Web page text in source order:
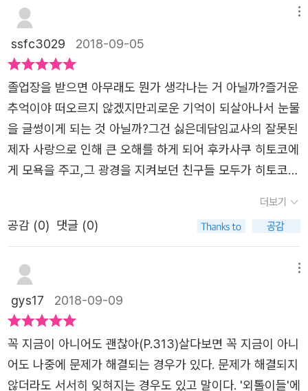
말을 지내고 돌아온 날 아침, 산소공급 장치는 꺼져 있고 금
붕어는 모두 죽어 있다. 히토코 나름의 방식대로 금붕어를
정리했지만 후유키와 헤어진 아들을 동일시 하는 선생님은
히토코에게 '금붕어를 죽였다'로 몰고 간다. 또한 친하다고
생각한 가호와 지요 또한 히토코를 금붕어를 죽였다고 선생
님에게 힘을 실어준다. 히토코는 선생님의 강압적인 인정에
못 이겨 반성문을 쓰고, 친구들로부터 철저히 혼자가 되기로
마음 먹는다. 그렇게 히토코는 '외톨이'가 된다. 주위로부터
의 선택. '난 말이야, 교사 경험 같은 건 전혀 없지만 말이다.
너 같은 아이에게 '자아, 모두와 사이좋게 지내라, 날마다 생
글생글 웃고 있어라.'하는 것이 결코 좋다고는 생각 안해. 너
이'여만 했던 자신을 그대로 수용한다. 그리고 '외톨이'인 지
금의 자신을 미워하거나 그 때 그 시간을 돌이키며 상처주지
않으려고 한다. 그렇다고 히토코의 상처가 모두 아문 것은
아니다. 마음의 문을 닫았듯 상처로 향하는 자신의 눈까지
멀게 만든 것이다. 그런 히토코를 히토코 자신만큼이나 있는
그대로 받아들여준 피아노 선생님 '규젠 할머니'. 규젠 할머
니는 히토코에게 그 어느 것도 강요하지 않는다. 히토코가
의 엄마나 규할머니 같은 어른이 되어 무심한듯 무심하지 않
게 아이를 보듬어 주자 같은 생각이랄까마지막까지 해피엔
딩 같은 해피엔딩은 아닌듯 하지만 그래도 이래저래 다들 행
복한 결말을 맞은듯 해서 좋다.
어디까지나 자신의 의견만을 피력하고 아이들에게 영향을
미친다. 어른이란 이유로 아이들에게 상처입히고 방관하
는 어른들. 어른들도 나쁘지만 금붕어의 죽임이 히토코의 짓
이 아님을 오해임을 알면서도 질투심과 군중심리로 히토코
의 모습을 방관하던 친구들, 히토코가 상처입은지도 모르고
홀연 전학을 가버린 후유키, 자신의 잘못을 이야기하지 않아
히토코를 오랫동안 외톨이로 만들어 버린 아키히로까지. '난
말이야, 교사 경험 같은 건 전혀 없지만 말이다. 너 같은 아
이에게 '자아, 모두와 사이좋게 지내라. 날마다 생글생을 웃
고 있어라.'하는 것이 결코 좋다고 생각 안 해. 너 같은 삐딱
으로 만들었지만 그녀에겐 규할머니가 있었다. 괴수의 친구
괴수의 껍데기를 벗어내고 아이들의 무리 속으로 함께하길
바랐던 규할머니. 규할머니의 죽음 이후에야 무리 속에 한
발을 내딛었던 히토코.되돌아온 후유키도 늘 곁에서 맴돌았
던 아키히로도 사실은 응원하고 있었다. 그녀가 다시 그들
사이에서 자신의 이야기를 내보여주길. 그렇게 그들은 또 다
른 새로운 무언가가 만들어지겠지.우리는 살면서 많은 이들
될 수도 있었다. 그만큼 외톨이가 되기는 쉽고, 그 시절엔 모
두가 뭉쳐있음으로써 힘이 생기는 것을 선호하기 때문에 혼
자는 더욱 쉽게 드러난다. 한 발짝만 떼어도 혼자가 된다는
것. 그만큼 평범하고 일상적으로 볼 수 있단 뜻이기도 하다.
외톨이가 아닌 외톨이'들'이기에 말이다. 물론 이런 경험을
평생 못 느껴본 사람이 있을 수 있을지도 모른다. 하지만 나
와 같은 학창시절의 기억이 있는 사람이라면 [외톨이들]은
아주 가깝고 친밀하게 다가올 것이다.다들 그런다. 자신의
행복과 감동에 맞지 않는 건, 죄다 잊어버렸다.행복과 감동
에 맞지 않는 건 기억하고 싶어도 쉬이 기억할 수 없다. 내게
가장 큰일이 타인에겐 웃음거리처럼 쉽고 깃털처럼 가벼운
일이 될 때가 많다. 나 또한 그냥 웃어넘긴 일이 큰 상처가
되었다는 말을 한참이 지난 이제서야 들을 때도 있었고 그와
반대로 내가 그런 때도 있었다. 청소년기에는 특히나 풍선처
럼 부풀기도 쉽고 터지기도 쉬운 것 같다. 그렇기에 더 상처
가 크고 오래 남는다. 특히나 그게 나의 일이라면.책을 읽다
보면 입이 떡 벌어지는 어른들의 모습들도 나온다. 아직 초
등학생인 어린 히토코를 몰아세우며 외톨이로 만드는 가장
ssfc3029 2018-09-05
졸업장을 받으면 아무래도 뭔가 생각나는 거 아닐까?즐거운
추억이야 떠오르지 않겠지만괴로운 기억이 되살아나서 눈물
을 글썽이게 되는 것 아닐까?그건 싫은데담임교사의 잘못된
제자 사랑으로 인해 큰 오해를 하게 되어 후카사쿠 히토코에
게 모욕을 주고,그 광경을 지켜보던 친구들 모두가 히토코를
게 혼자가 되어간다초등학교 5학년 9월히토코는 그런 집단
속에서 ‘용서받지 못할 자’가 되었다학급의 중심 그룹에서
것이다어디서나, 어느 나라에서나 심각하게 대두되는 왕따
문제모두가 yse를 외칠 때, no를 외칠 수 있는 용기가 필요
하다 했던가모두가 히토코는 그런 아이가 아니라는 것을 알
면서도, 마치 모든 것을 히토코의 잘못으로 몰아간다그때의
그 상황도,그리고 철저히 혼자가 된 지금도“글쎄, 난 히토리
코라서”언제나 혼자 있는 히토코를, 모두들 안 보는 데서는
더보기
공감 (0) 댓글 (0)
gys17 2018-09-09
꼭 지금이 아니어도 괜찮아(P.313)살다보면 꼭 지금이 아니
어도 나중에 문제가 해결되는 경우가 있다. 문제가 해결되지
않더라도 서서히 잊혀지는 경우도 있고 말이다. '외톨이들'에